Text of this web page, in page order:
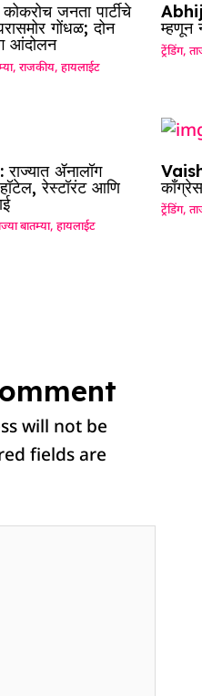
जनता पार्टीचे
गोंधळ; दोन
आंदोलन
,राजकीय,हायलाईट
म्हणून
ट्रेंडिंग,
ॲनालॉग
हॉटेल, रेस्टॉरंट आणि
बातम्या,हायलाईट
ट्रेंडिंग,
will not be
fields are